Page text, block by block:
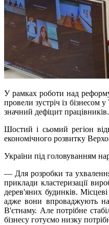
У рамках роботи над
провели зустріч із
значний дефіцит працівників.
Шостий і сьомий регіон
економічного розвитку
України під головуванням
— Для розробки та
приклади кластеризації
дерев'яних будинків.
адже вони впроваджують
В'єтнаму. Але потрібне
бізнесу готуємо низку